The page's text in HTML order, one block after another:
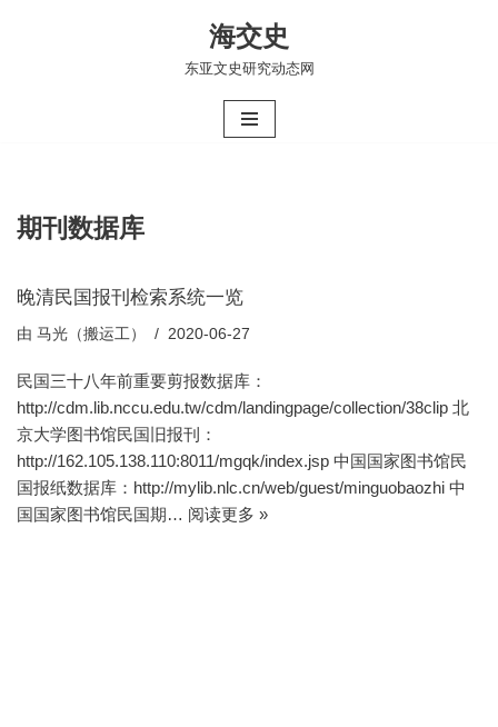
海交史
东亚文史研究动态网
期刊数据库
晚清民国报刊检索系统一览
由 马光（搬运工） 2020-06-27
民国三十八年前重要剪报数据库：
http://cdm.lib.nccu.edu.tw/cdm/landingpage/collection/38clip 北
京大学图书馆民国旧报刊：
http://162.105.138.110:8011/mgqk/index.jsp 中国国家图书馆民
国报纸数据库：http://mylib.nlc.cn/web/guest/minguobaozhi 中
国国家图书馆民国期… 阅读更多 »